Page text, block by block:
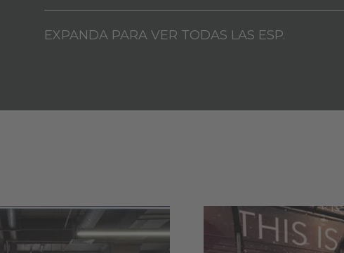
EXPANDA PARA VER TODAS LAS ESP.